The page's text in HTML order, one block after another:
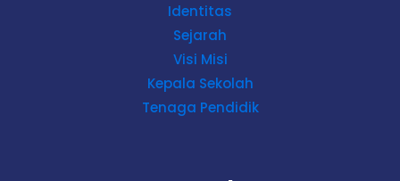
Identitas
Sejarah
Visi Misi
Kepala Sekolah
Tenaga Pendidik